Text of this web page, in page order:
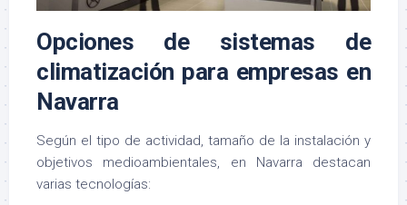
Opciones de sistemas de
climatización para empresas en
Navarra
Según el tipo de actividad, tamaño de la instalación y
objetivos medioambientales, en Navarra destacan
varias tecnologías: